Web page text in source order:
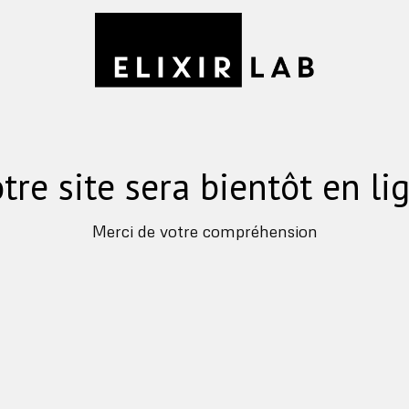
site sera bientôt en
Merci de votre compréhension